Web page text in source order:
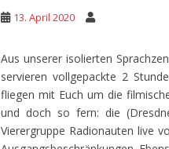
13. April 2020
Aus unserer isolierten
servieren vollgepackte 2
fliegen mit Euch um die
und doch so fern: die
Vierergruppe Radionauten live